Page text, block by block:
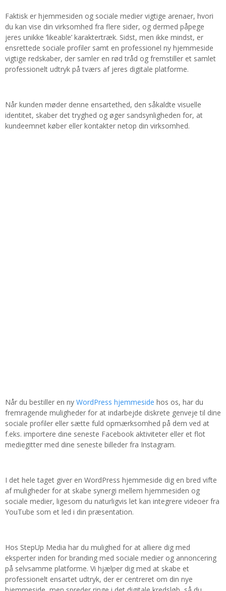
Faktisk er hjemmesiden og sociale medier vigtige arenaer, hvori
du kan vise din virksomhed fra flere sider, og dermed påpege
jeres unikke ’likeable’ karaktertræk. Sidst, men ikke mindst, er
ensrettede sociale profiler samt en professionel ny hjemmeside
vigtige redskaber, der samler en rød tråd og fremstiller et samlet
professionelt udtryk på tværs af jeres digitale platforme.
Når kunden møder denne ensartethed, den såkaldte visuelle
identitet, skaber det tryghed og øger sandsynligheden for, at
kundeemnet køber eller kontakter netop din virksomhed.
Når du bestiller en ny WordPress hjemmeside hos os, har du
fremragende muligheder for at indarbejde diskrete genveje til dine
sociale profiler eller sætte fuld opmærksomhed på dem ved at
f.eks. importere dine seneste Facebook aktiviteter eller et flot
mediegitter med dine seneste billeder fra Instagram.
I det hele taget giver en WordPress hjemmeside dig en bred vifte
af muligheder for at skabe synergi mellem hjemmesiden og
sociale medier, ligesom du naturligvis let kan integrere videoer fra
YouTube som et led i din præsentation.
Hos StepUp Media har du mulighed for at alliere dig med
eksperter inden for branding med sociale medier og annoncering
på selvsamme platforme. Vi hjælper dig med at skabe et
professionelt ensartet udtryk, der er centreret om din nye